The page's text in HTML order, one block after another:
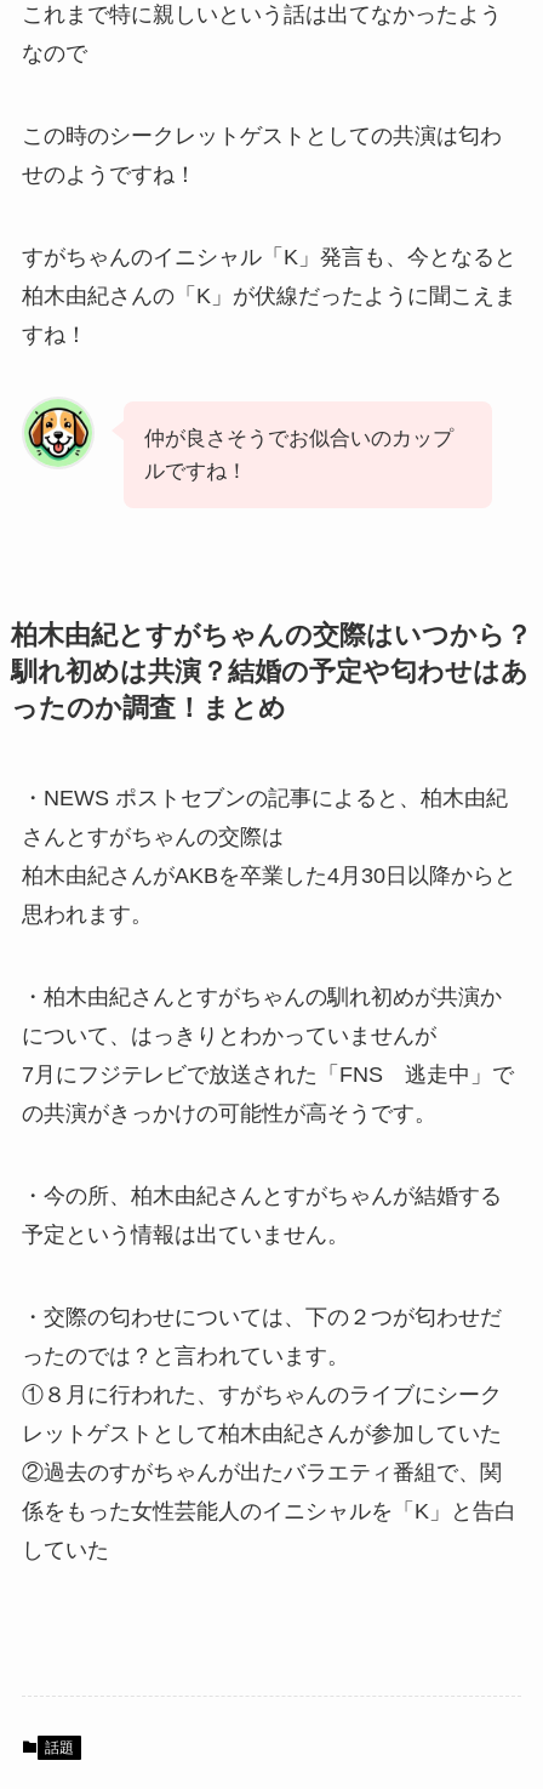
これまで特に親しいという話は出てなかったよう
なので
この時のシークレットゲストとしての共演は匂わ
せのようですね！
すがちゃんのイニシャル「K」発言も、今となると
柏木由紀さんの「K」が伏線だったように聞こえま
すね！
仲が良さそうでお似合いのカップ
ルですね！
柏木由紀とすがちゃんの交際はいつから？
馴れ初めは共演？結婚の予定や匂わせはあ
ったのか調査！まとめ
・NEWS ポストセブンの記事によると、柏木由紀
さんとすがちゃんの交際は
柏木由紀さんがAKBを卒業した4月30日以降からと
思われます。
・柏木由紀さんとすがちゃんの馴れ初めが共演か
について、はっきりとわかっていませんが
7月にフジテレビで放送された「FNS 逃走中」で
の共演がきっかけの可能性が高そうです。
・今の所、柏木由紀さんとすがちゃんが結婚する
予定という情報は出ていません。
・交際の匂わせについては、下の２つが匂わせだ
ったのでは？と言われています。
①８月に行われた、すがちゃんのライブにシーク
レットゲストとして柏木由紀さんが参加していた
②過去のすがちゃんが出たバラエティ番組で、関
係をもった女性芸能人のイニシャルを「K」と告白
していた
話題